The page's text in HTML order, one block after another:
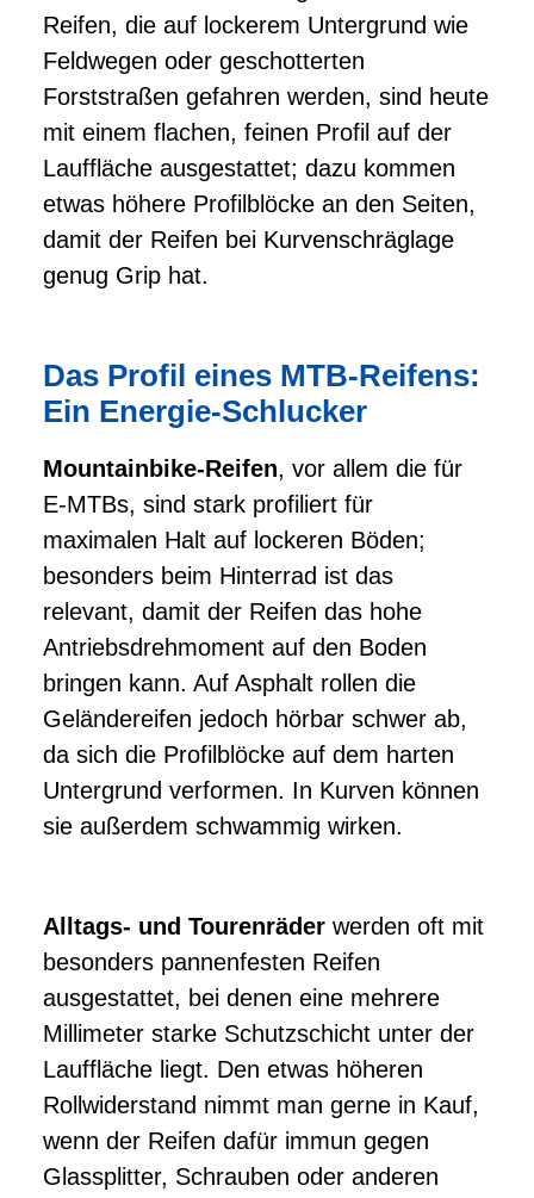
Reifen, die auf lockerem Untergrund wie
Feldwegen oder geschotterten
Forststraßen gefahren werden, sind heute
mit einem flachen, feinen Profil auf der
Lauffläche ausgestattet; dazu kommen
etwas höhere Profilblöcke an den Seiten,
damit der Reifen bei Kurvenschräglage
genug Grip hat.
Das Profil eines MTB-Reifens:
Ein Energie-Schlucker
Mountainbike-Reifen, vor allem die für
E-MTBs, sind stark profiliert für
maximalen Halt auf lockeren Böden;
besonders beim Hinterrad ist das
relevant, damit der Reifen das hohe
Antriebsdrehmoment auf den Boden
bringen kann. Auf Asphalt rollen die
Geländereifen jedoch hörbar schwer ab,
da sich die Profilblöcke auf dem harten
Untergrund verformen. In Kurven können
sie außerdem schwammig wirken.
Alltags- und Tourenräder werden oft mit
besonders pannenfesten Reifen
ausgestattet, bei denen eine mehrere
Millimeter starke Schutzschicht unter der
Lauffläche liegt. Den etwas höheren
Rollwiderstand nimmt man gerne in Kauf,
wenn der Reifen dafür immun gegen
Glassplitter, Schrauben oder anderen